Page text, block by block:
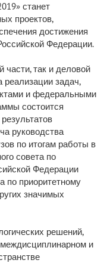
станет
проектов,
достижения
Федерации.
части, так и деловой
задач,
и федеральными
состоится
руководства
по итогам работы в
совета по
Федерации
по приоритетному
значимых
решений,
и